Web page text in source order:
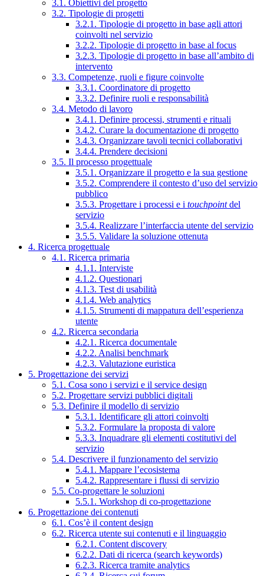
3.1. Obiettivi del progetto
3.2. Tipologie di progetti
3.2.1. Tipologie di progetto in base agli attori
coinvolti nel servizio
3.2.2. Tipologie di progetto in base al focus
3.2.3. Tipologie di progetto in base all’ambito di
intervento
3.3. Competenze, ruoli e figure coinvolte
3.3.1. Coordinatore di progetto
3.3.2. Definire ruoli e responsabilità
3.4. Metodo di lavoro
3.4.1. Definire processi, strumenti e rituali
3.4.2. Curare la documentazione di progetto
3.4.3. Organizzare tavoli tecnici collaborativi
3.4.4. Prendere decisioni
3.5. Il processo progettuale
3.5.1. Organizzare il progetto e la sua gestione
3.5.2. Comprendere il contesto d’uso del servizio
pubblico
3.5.3. Progettare i processi e i touchpointdel
servizio
3.5.4. Realizzare l’interfaccia utente del servizio
3.5.5. Validare la soluzione ottenuta
4. Ricerca progettuale
4.1. Ricerca primaria
4.1.1. Interviste
4.1.2. Questionari
4.1.3. Test di usabilità
4.1.4. Web analytics
4.1.5. Strumenti di mappatura dell’esperienza
utente
4.2. Ricerca secondaria
4.2.1. Ricerca documentale
4.2.2. Analisi benchmark
4.2.3. Valutazione euristica
5. Progettazione dei servizi
5.1. Cosa sono i servizi e il service design
5.2. Progettare servizi pubblici digitali
5.3. Definire il modello di servizio
5.3.1. Identificare gli attori coinvolti
5.3.2. Formulare la proposta di valore
5.3.3. Inquadrare gli elementi costitutivi del
servizio
5.4. Descrivere il funzionamento del servizio
5.4.1. Mappare l’ecosistema
5.4.2. Rappresentare i flussi di servizio
5.5. Co-progettare le soluzioni
5.5.1. Workshop di co-progettazione
6. Progettazione dei contenuti
6.1. Cos’è il content design
6.2. Ricerca utente sui contenuti e il linguaggio
6.2.1. Content discovery
6.2.2. Dati di ricerca (search keywords)
6.2.3. Ricerca tramite analytics